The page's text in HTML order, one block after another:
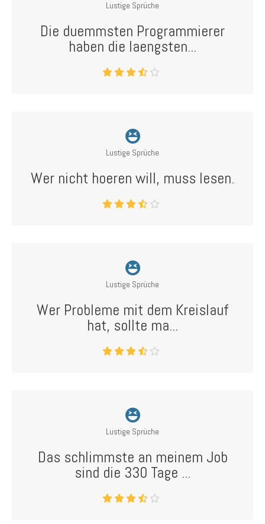
Lustige Sprüche
Die duemmsten Programmierer
haben die laengsten...
Lustige Sprüche
Wer nicht hoeren will, muss lesen.
Lustige Sprüche
Wer Probleme mit dem Kreislauf
hat, sollte ma...
Lustige Sprüche
Das schlimmste an meinem Job
sind die 330 Tage ...